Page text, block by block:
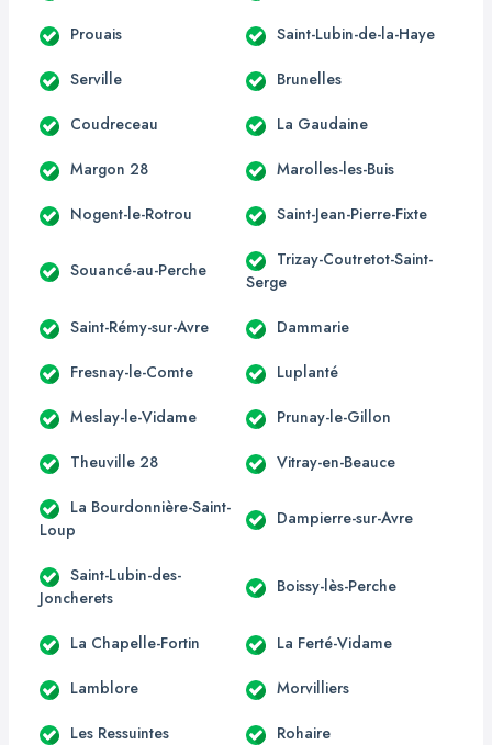
Prouais Saint-Lubin-de-la-Haye
Serville Brunelles
Coudreceau La Gaudaine
Margon 28 Marolles-les-Buis
Nogent-le-Rotrou Saint-Jean-Pierre-Fixte
Souancé-au-Perche
Trizay-Coutretot-Saint-
Serge
Saint-Rémy-sur-Avre Dammarie
Fresnay-le-Comte Luplanté
Meslay-le-Vidame Prunay-le-Gillon
Theuville 28 Vitray-en-Beauce
La Bourdonnière-Saint-
Loup
Dampierre-sur-Avre
Saint-Lubin-des-
Joncherets
Boissy-lès-Perche
La Chapelle-Fortin La Ferté-Vidame
Lamblore Morvilliers
Les Ressuintes Rohaire